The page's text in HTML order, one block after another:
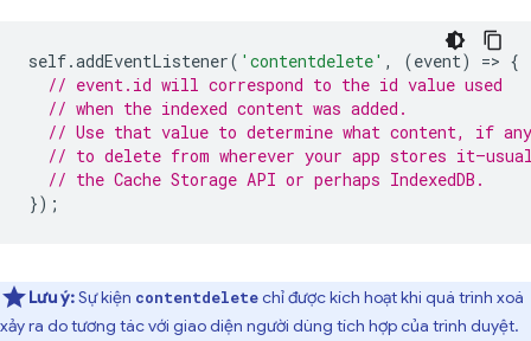
self.addEventListener( 'contentdelete' , (event) => {
// event.id will correspond to the id value used
// when the indexed content was added.
// Use that value to determine what content, if
// to delete from wherever your app stores
// the Cache Storage API or perhaps IndexedDB.
});
Lưu ý:Sự kiện contentdeletechỉ được kích hoạt khi quá trình xoá
xảy ra do tương tác với giao diện người dùng tích hợp của trình duyệt.